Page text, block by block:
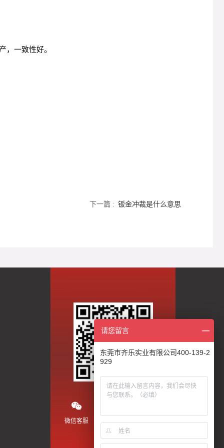
，一致性好。
下一篇 : 钣金冲裁是什么意思
微信客服 微信公众号 抖音视频
请您留言
东莞市齐乐实业有限公司400-139-2
929